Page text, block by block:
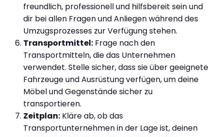
freundlich, professionell und hilfsbereit sein und
dir bei allen Fragen und Anliegen während des
Umzugsprozesses zur Verfügung stehen.
Transportmittel: Frage nach den
Transportmitteln, die das Unternehmen
verwendet. Stelle sicher, dass sie über geeignete
Fahrzeuge und Ausrüstung verfügen, um deine
Möbel und Gegenstände sicher zu
transportieren.
Zeitplan: Kläre ab, ob das
Transportunternehmen in der Lage ist, deinen